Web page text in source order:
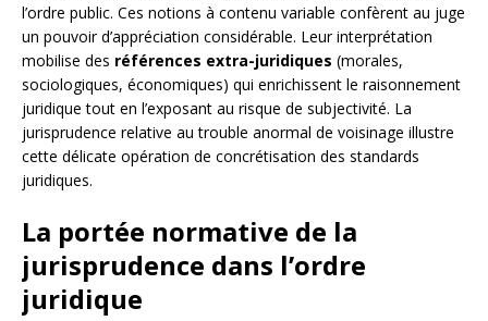
l’ordre public. Ces notions à contenu variable confèrent au juge
un pouvoir d’appréciation considérable. Leur interprétation
mobilise des références extra-juridiques (morales,
sociologiques, économiques) qui enrichissent le raisonnement
juridique tout en l’exposant au risque de subjectivité. La
jurisprudence relative au trouble anormal de voisinage illustre
cette délicate opération de concrétisation des standards
juridiques.
La portée normative de la
jurisprudence dans l’ordre
juridique